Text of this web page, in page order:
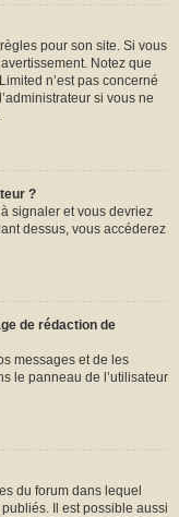
pour son site. Si vous
Notez que
n’est pas concerné
si vous ne
?
signaler et vous devriez
dessus, vous accéderez
de rédaction de
messages et de les
le panneau de l’utilisateur
du forum dans lequel
Il est possible aussi